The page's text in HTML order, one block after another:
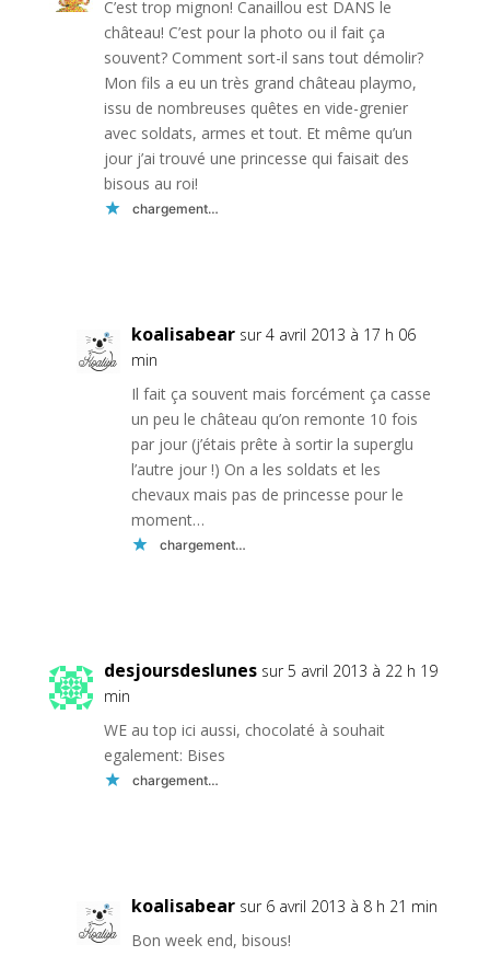
C’est trop mignon! Canaillou est DANS le
château! C’est pour la photo ou il fait ça
souvent? Comment sort-il sans tout démolir?
Mon fils a eu un très grand château playmo,
issu de nombreuses quêtes en vide-grenier
avec soldats, armes et tout. Et même qu’un
jour j’ai trouvé une princesse qui faisait des
bisous au roi!
chargement…
koalisabear sur 4 avril 2013 à 17 h 06
min
Il fait ça souvent mais forcément ça casse
un peu le château qu’on remonte 10 fois
par jour (j’étais prête à sortir la superglu
l’autre jour !) On a les soldats et les
chevaux mais pas de princesse pour le
moment…
chargement…
desjoursdeslunes sur 5 avril 2013 à 22 h 19
min
WE au top ici aussi, chocolaté à souhait
egalement: Bises
chargement…
koalisabear sur 6 avril 2013 à 8 h 21 min
Bon week end, bisous!